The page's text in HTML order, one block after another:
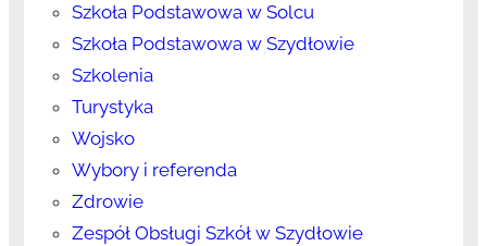
Szkoła Podstawowa w Solcu
Szkoła Podstawowa w Szydłowie
Szkolenia
Turystyka
Wojsko
Wybory i referenda
Zdrowie
Zespół Obsługi Szkół w Szydłowie